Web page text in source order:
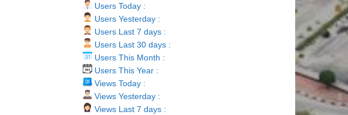
Users Today :
Users Yesterday :
Users Last 7 days :
Users Last 30 days :
Users This Month :
Users This Year :
Views Today :
Views Yesterday :
Views Last 7 days :